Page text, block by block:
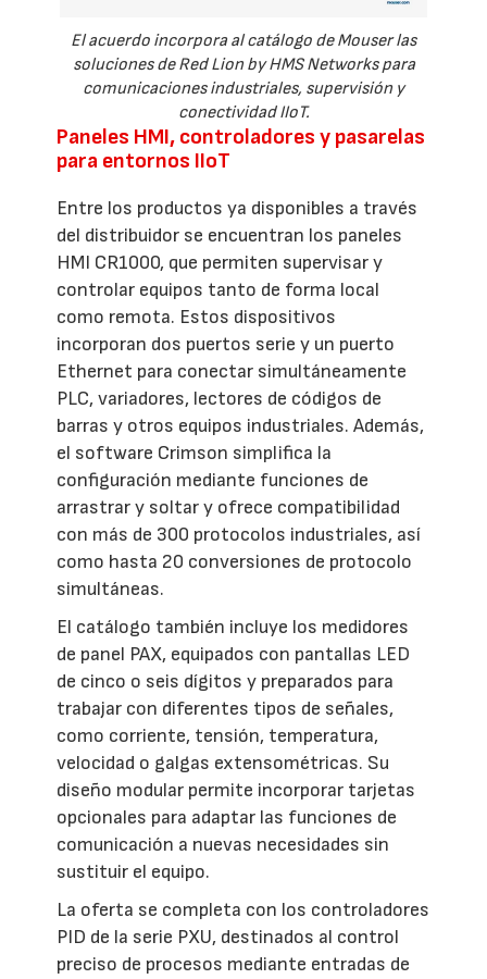
El acuerdo incorpora al catálogo de Mouser las
soluciones de Red Lion by HMS Networks para
comunicaciones industriales, supervisión y
conectividad IIoT.
Paneles HMI, controladores y pasarelas
para entornos IIoT
Entre los productos ya disponibles a través
del distribuidor se encuentran los paneles
HMI CR1000, que permiten supervisar y
controlar equipos tanto de forma local
como remota. Estos dispositivos
incorporan dos puertos serie y un puerto
Ethernet para conectar simultáneamente
PLC, variadores, lectores de códigos de
barras y otros equipos industriales. Además,
el software Crimson simplifica la
configuración mediante funciones de
arrastrar y soltar y ofrece compatibilidad
con más de 300 protocolos industriales, así
como hasta 20 conversiones de protocolo
simultáneas.
El catálogo también incluye los medidores
de panel PAX, equipados con pantallas LED
de cinco o seis dígitos y preparados para
trabajar con diferentes tipos de señales,
como corriente, tensión, temperatura,
velocidad o galgas extensométricas. Su
diseño modular permite incorporar tarjetas
opcionales para adaptar las funciones de
comunicación a nuevas necesidades sin
sustituir el equipo.
La oferta se completa con los controladores
PID de la serie PXU, destinados al control
preciso de procesos mediante entradas de